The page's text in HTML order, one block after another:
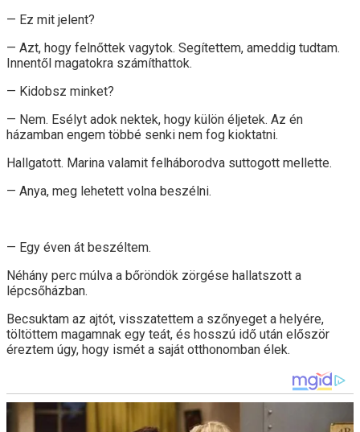
— Ez mit jelent?
— Azt, hogy felnőttek vagytok. Segítettem, ameddig tudtam.
Innentől magatokra számíthattok.
— Kidobsz minket?
— Nem. Esélyt adok nektek, hogy külön éljetek. Az én
házamban engem többé senki nem fog kioktatni.
Hallgatott. Marina valamit felháborodva suttogott mellette.
— Anya, meg lehetett volna beszélni.
— Egy éven át beszéltem.
Néhány perc múlva a bőröndök zörgése hallatszott a
lépcsőházban.
Becsuktam az ajtót, visszatettem a szőnyeget a helyére,
töltöttem magamnak egy teát, és hosszú idő után először
éreztem úgy, hogy ismét a saját otthonomban élek.